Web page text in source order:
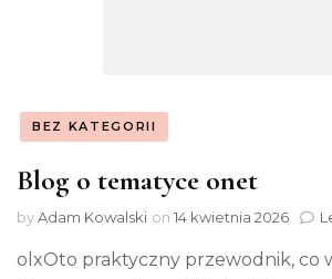
BEZ KATEGORII
Blog o tematyce onet
byAdam Kowalski on 14 kwietnia 2026
olxOto praktyczny przewodnik, co